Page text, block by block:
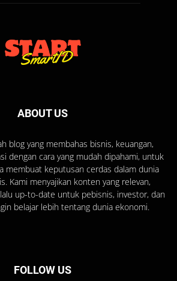
ABOUT US
blog yang membahas bisnis, keuangan,
dengan cara yang mudah dipahami, untuk
membuat keputusan cerdas dalam dunia
Kami menyajikan konten yang relevan,
up-to-date untuk pebisnis, investor, dan
belajar lebih tentang dunia ekonomi.
FOLLOW US